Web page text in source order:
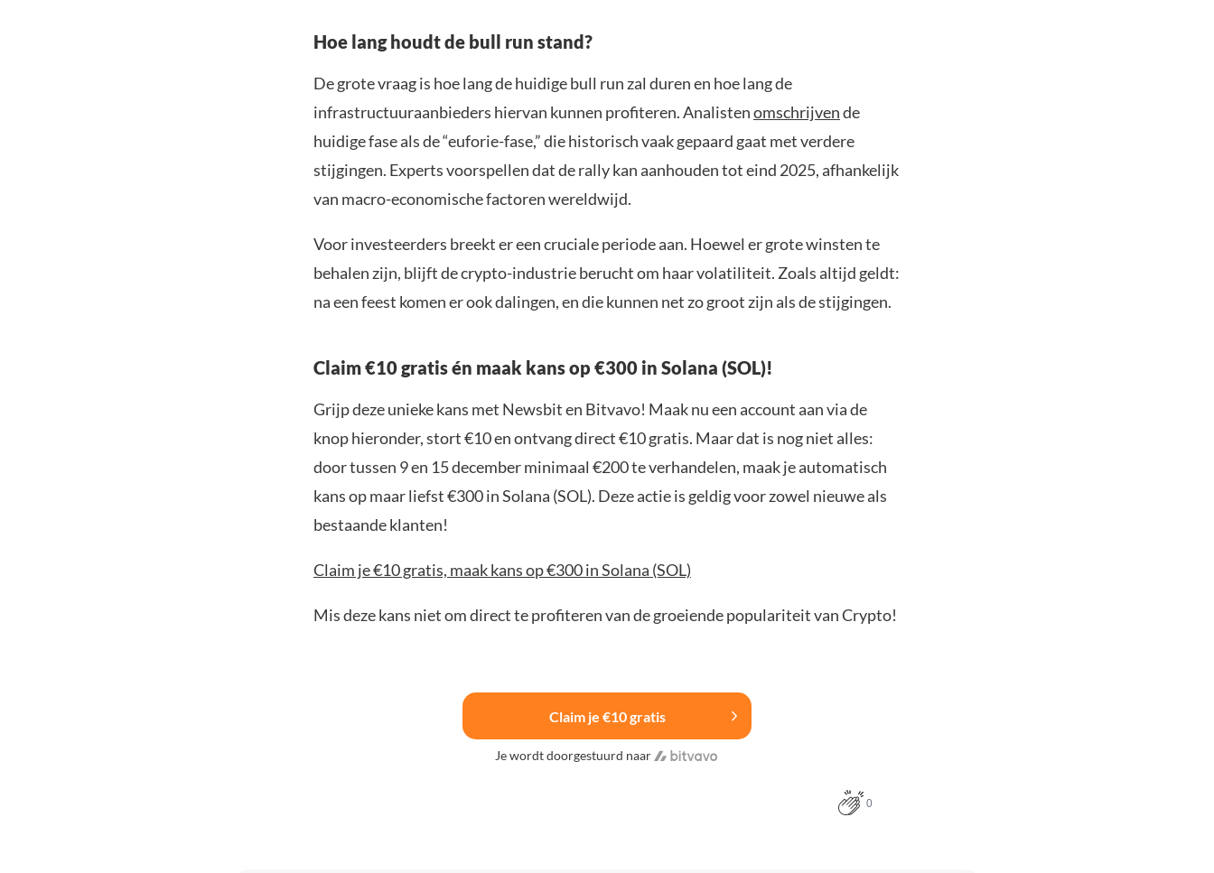
Hoe lang houdt de bull run stand?
De grote vraag is hoe lang de huidige bull run zal duren en hoe lang de
infrastructuuraanbieders hiervan kunnen profiteren. Analistenomschrijvende
huidige fase als de “euforie-fase,” die historisch vaak gepaard gaat met verdere
stijgingen. Experts voorspellen dat de rally kan aanhouden tot eind 2025, afhankelijk
van macro-economische factoren wereldwijd.
Voor investeerders breekt er een cruciale periode aan. Hoewel er grote winsten te
behalen zijn, blijft de crypto-industrie berucht om haar volatiliteit. Zoals altijd geldt:
na een feest komen er ook dalingen, en die kunnen net zo groot zijn als de stijgingen.
Claim €10 gratis én maak kans op €300 in Solana (SOL)!
Grijp deze unieke kans met Newsbit en Bitvavo! Maak nu een account aan via de
knop hieronder, stort €10 en ontvang direct €10 gratis. Maar dat is nog niet alles:
door tussen 9 en 15 december minimaal €200 te verhandelen, maak je automatisch
kans op maar liefst €300 in Solana (SOL). Deze actie is geldig voor zowel nieuwe als
bestaande klanten!
Claim je €10 gratis, maak kans op €300 in Solana (SOL)
Mis deze kans niet om direct te profiteren van de groeiende populariteit van Crypto!
Claim je €10 gratis
Je wordt doorgestuurd naar
0